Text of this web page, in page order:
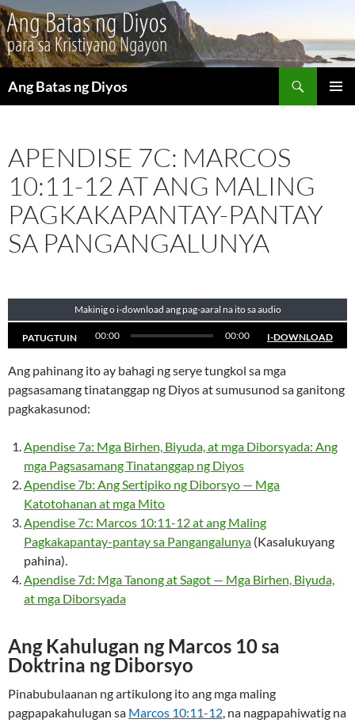
Ang Batas ng Diyos
APENDISE 7C: MARCOS
10:11-12 AT ANG MALING
PAGKAKAPANTAY-PANTAY
SA PANGANGALUNYA
Makinig o i-download ang pag-aaral na ito sa audio
PATUGTUIN 00:00 00:00 I-DOWNLOAD
Ang pahinang ito ay bahagi ng serye tungkol sa mga
pagsasamang tinatanggap ng Diyos at sumusunod sa ganitong
pagkakasunod:
Apendise 7a: Mga Birhen, Biyuda, at mga Diborsyada: Ang
mga Pagsasamang Tinatanggap ng Diyos
Apendise 7b: Ang Sertipiko ng Diborsyo — Mga
Katotohanan at mga Mito
Apendise 7c: Marcos 10:11-12 at ang Maling
Pagkakapantay-pantay sa Pangangalunya (Kasalukuyang
pahina).
Apendise 7d: Mga Tanong at Sagot — Mga Birhen, Biyuda,
at mga Diborsyada
Ang Kahulugan ng Marcos 10 sa
Doktrina ng Diborsyo
Pinabubulaanan ng artikulong ito ang mga maling
pagpapakahulugan sa Marcos 10:11-12, na nagpapahiwatig na